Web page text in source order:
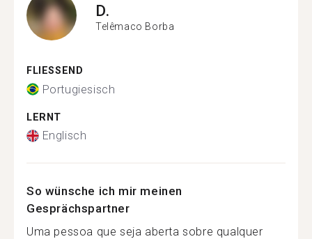
D.
Telêmaco Borba
FLIESSEND
Portugiesisch
LERNT
Englisch
So wünsche ich mir meinen
Gesprächspartner
Uma pessoa que seja aberta sobre qualquer